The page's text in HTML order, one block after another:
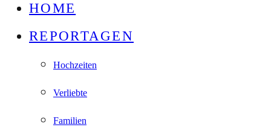
HOME
REPORTAGEN
Hochzeiten
Verliebte
Familien